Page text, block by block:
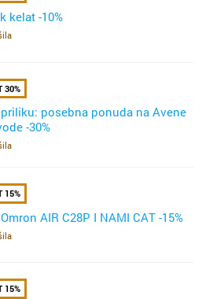
kelat -10%
30%
posebna ponuda na Avene
-30%
15%
AIR C28P I NAMI CAT -15%
15%